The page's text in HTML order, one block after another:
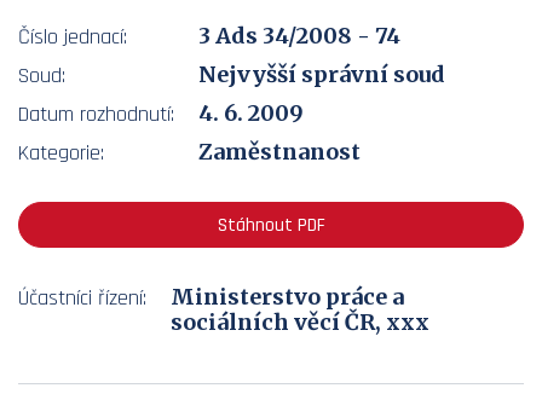
Číslo jednací:
3 Ads 34/2008 - 74
Soud:
Nejvyšší správní soud
Datum rozhodnutí:
4. 6. 2009
Kategorie:
Zaměstnanost
Stáhnout PDF
Účastníci řízení:
Ministerstvo práce a
sociálních věcí ČR, xxx